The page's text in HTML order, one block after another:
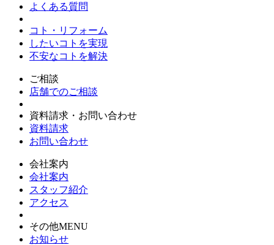
よくある質問
コト・リフォーム
したいコトを実現
不安なコトを解決
ご相談
店舗でのご相談
資料請求・お問い合わせ
資料請求
お問い合わせ
会社案内
会社案内
スタッフ紹介
アクセス
その他MENU
お知らせ